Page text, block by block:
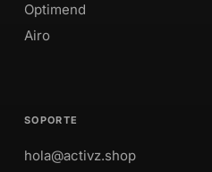
Optimend
Airo
SOPORTE
hola@activz.shop